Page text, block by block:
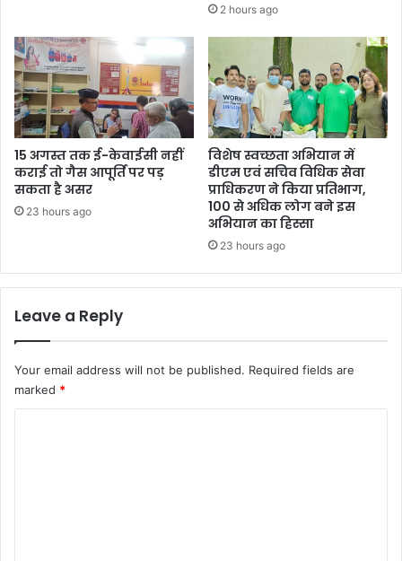
2 hours ago
15 अगस्त तक ई-केवाईसी नहीं
कराई तो गैस आपूर्ति पर पड़
सकता है असर
23 hours ago
विशेष स्वच्छता अभियान में
डीएम एवं सचिव विधिक सेवा
प्राधिकरण ने किया प्रतिभाग,
100 से अधिक लोग बने इस
अभियान का हिस्सा
23 hours ago
Leave a Reply
Your email address will not be published. Required fields are
marked *